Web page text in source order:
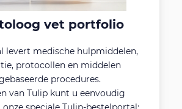
vet portfolio
levert medische hulpmiddelen,
protocollen en middelen
procedures.
van Tulip kunt u eenvoudig